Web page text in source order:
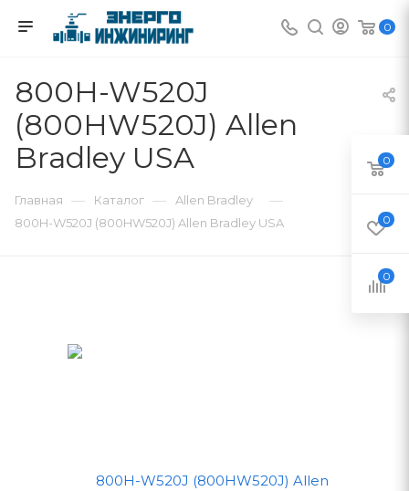
0
800H-W520J
(800HW520J) Allen
Bradley USA
Главная — Каталог — Allen Bradley —
800H-W520J (800HW520J) Allen Bradley USA
0
0
0